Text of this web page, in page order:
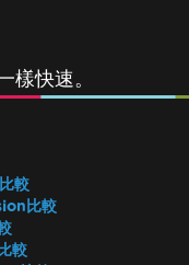
快速。
較
比較
較